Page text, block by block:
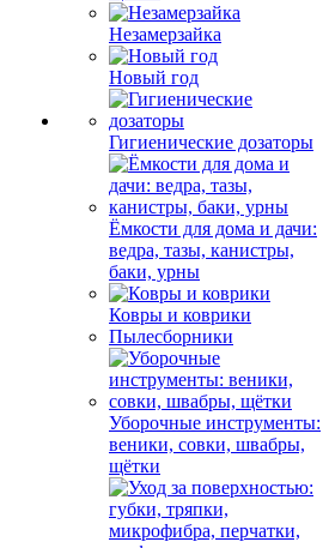
Незамерзайка
Новый год
Гигиенические дозаторы
Ёмкости для дома и дачи:
ведра, тазы, канистры,
баки, урны
Ковры и коврики
Пылесборники
Уборочные инструменты:
веники, совки, швабры,
щётки